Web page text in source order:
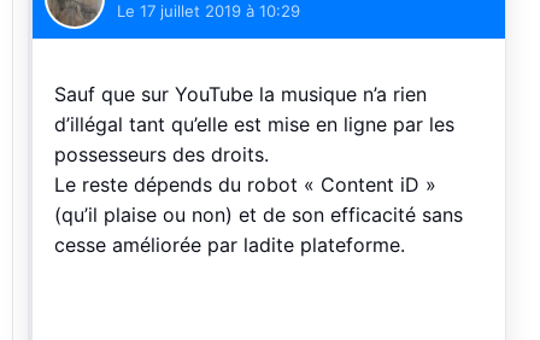
Le 17 juillet 2019 à 10:29
Sauf que sur YouTube la musique n’a rien
d’illégal tant qu’elle est mise en ligne par les
possesseurs des droits.
Le reste dépends du robot « Content iD »
(qu’il plaise ou non) et de son efficacité sans
cesse améliorée par ladite plateforme.